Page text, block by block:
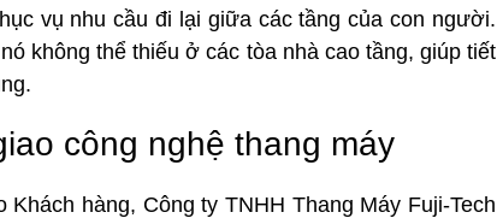
vụ nhu cầu đi lại giữa các tầng của con người.
không thể thiếu ở các tòa nhà cao tầng, giúp tiết
công nghệ thang máy
hàng, Công ty TNHH Thang Máy Fuji-Tech